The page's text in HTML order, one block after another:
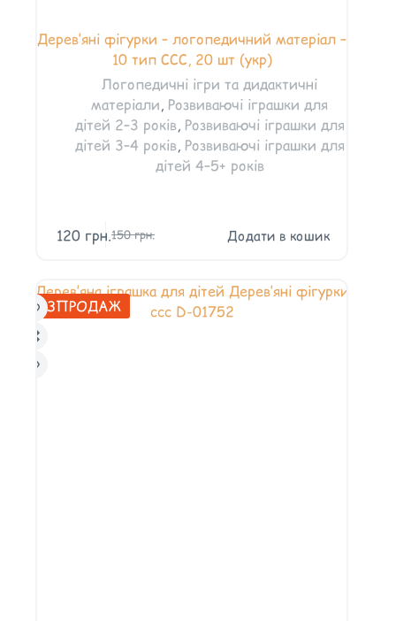
Дерев’яні фігурки – логопедичний матеріал –
10 тип ССС, 20 шт (укр)
Логопедичні ігри та дидактичні
матеріали Розвиваючі іграшки для
дітей 2–3 років, Розвиваючі іграшки для
дітей 3–4 років, Розвиваючі іграшки для
дітей 4–5+ років
150грн.
120 грн. Додати в кошик
РОЗПРОДАЖ